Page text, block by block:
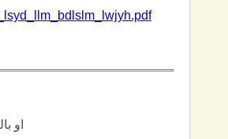
او